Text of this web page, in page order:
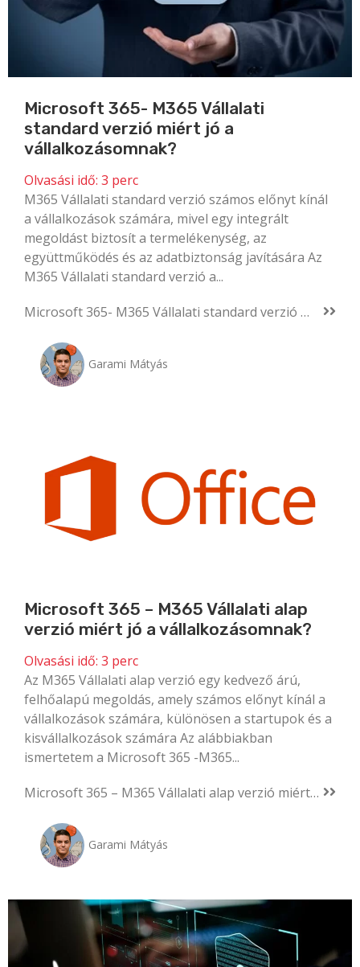
Microsoft 365- M365 Vállalati
standard verzió miért jó a
vállalkozásomnak?
Olvasási idő: 3 perc
M365 Vállalati standard verzió számos előnyt kínál
a vállalkozások számára, mivel egy integrált
megoldást biztosít a termelékenység, az
együttműködés és az adatbiztonság javítására Az
M365 Vállalati standard verzió a...
Microsoft 365- M365 Vállalati standard verzió miért jó a vállalkozásomnak?
Garami Mátyás
Microsoft 365 – M365 Vállalati alap
verzió miért jó a vállalkozásomnak?
Olvasási idő: 3 perc
Az M365 Vállalati alap verzió egy kedvező árú,
felhőalapú megoldás, amely számos előnyt kínál a
vállalkozások számára, különösen a startupok és a
kisvállalkozások számára Az alábbiakban
ismertetem a Microsoft 365 -M365...
Microsoft 365 – M365 Vállalati alap verzió miért jó a vállalkozásomnak?
Garami Mátyás